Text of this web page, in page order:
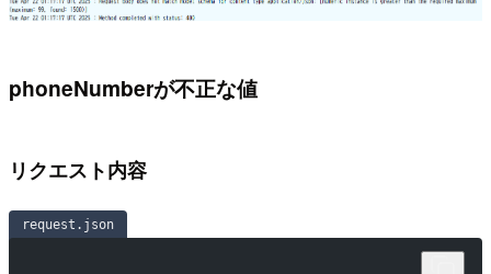
phoneNumberが不正な値
リクエスト内容
request.json